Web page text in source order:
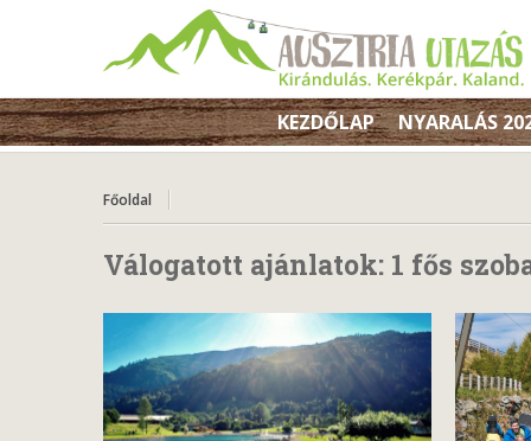
KEZDŐLAP NYARALÁS
Főoldal
Válogatott ajánlatok: 1 fős